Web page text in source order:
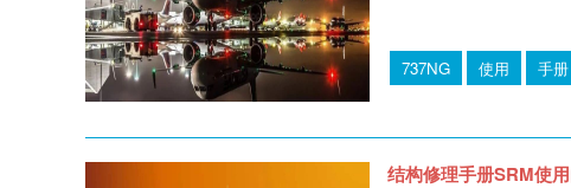
737NG 使用 手册
结构修理手册SRM使